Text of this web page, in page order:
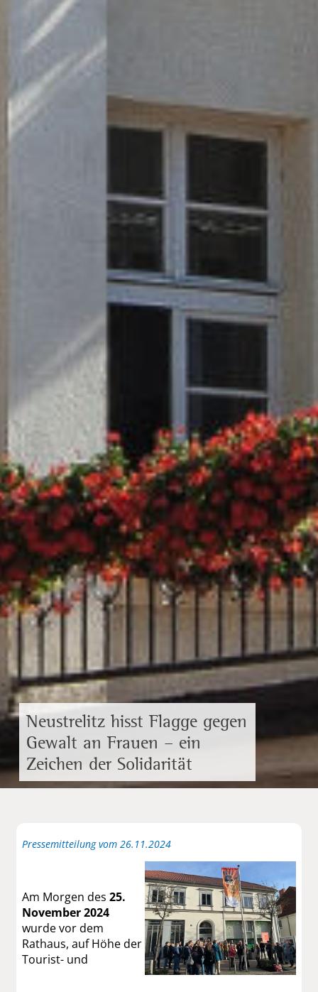
Neustrelitz hisst Flagge gegen
Gewalt an Frauen – ein
Zeichen der Solidarität
Pressemitteilung vom 26.11.2024
Am Morgen des 25.
November 2024
wurde vor dem
Rathaus, auf Höhe der
Tourist- und